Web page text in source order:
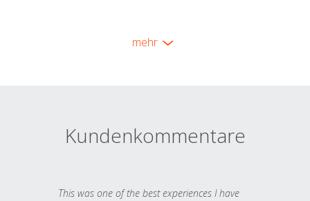
mehr
Kundenkommentare
This was one of the best experiences I have